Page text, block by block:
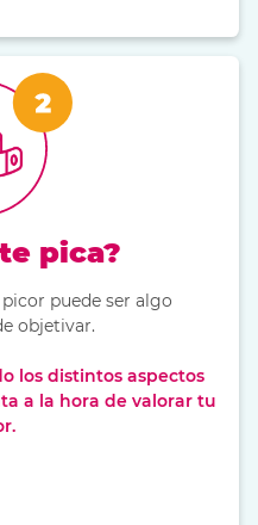
pica?
puede ser algo
objetivar.
los distintos aspectos
a la hora de valorar tu